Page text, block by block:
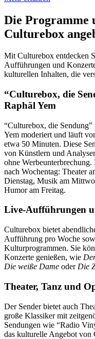
Die Programme
Culturebox
Mit Culturebox entdecken
Aufführungen und
kulturellen Inhalten, die
“Culturebox, die
Raphäl Yem
“Culturebox, die
Yem moderiert und läuft
etwa 50 Minuten. Diese
von Künstlern und
ohne
nach Wochentag: Theater
Dienstag, Musik am
Humor am Freitag.
Live-Aufführungen
Culturebox bietet
Aufführung pro Woche
Kulturprogrammen. Sie
Konzerte genießen, wie
Die weiße Dame oder Die
Theater, Tanz und
Der Sender bietet auch
große Klassiker mit
Sendungen wie “Radio
das kulturelle Angebot von